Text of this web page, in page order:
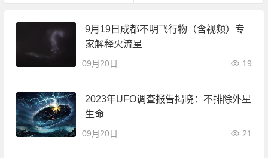
9月19日成都不明飞行物（含视频）专
家解释火流星
09月20日 19
2023年UFO调查报告揭晓：不排除外星
生命
09月20日 21